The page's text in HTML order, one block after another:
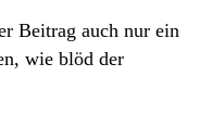
Beitrag auch nur ein
wie blöd der